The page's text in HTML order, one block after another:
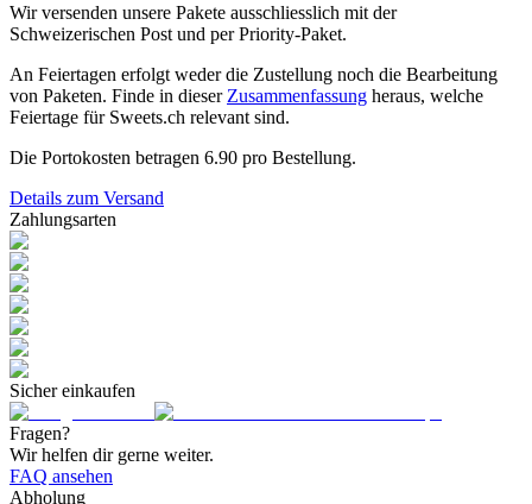
Wir versenden unsere Pakete ausschliesslich mit der
Schweizerischen Post und per Priority-Paket.
An Feiertagen erfolgt weder die Zustellung noch die Bearbeitung
von Paketen. Finde in dieser Zusammenfassung heraus, welche
Feiertage für Sweets.ch relevant sind.
Die Portokosten betragen 6.90 pro Bestellung.
Details zum Versand
Zahlungsarten
Sicher einkaufen
Fragen?
Wir helfen dir gerne weiter.
FAQ ansehen
Abholung